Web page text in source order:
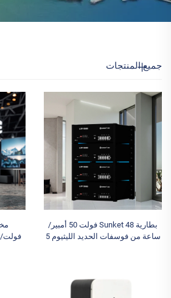
جميع المنتجات
بطارية Sunket 48 فولت 50 أمبير/
ساعة من فوسفات الحديد الليثيوم 5